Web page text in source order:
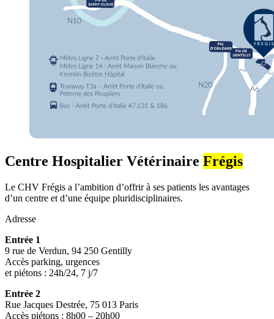
Centre Hospitalier Vétérinaire Frégis
Le CHV Frégis a l’ambition d’offrir à ses patients les avantages
d’un centre et d’une équipe pluridisciplinaires.
Adresse
Entrée 1
9 rue de Verdun, 94 250 Gentilly
Accès parking, urgences
et piétons : 24h/24, 7 j/7
Entrée 2
Rue Jacques Destrée, 75 013 Paris
Accès piétons : 8h00 – 20h00